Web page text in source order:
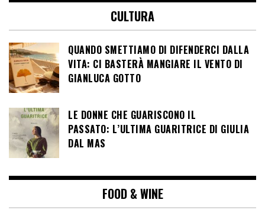
CULTURA
QUANDO SMETTIAMO DI DIFENDERCI DALLA
VITA: CI BASTERÀ MANGIARE IL VENTO DI
GIANLUCA GOTTO
LE DONNE CHE GUARISCONO IL
PASSATO: L’ULTIMA GUARITRICE DI GIULIA
DAL MAS
FOOD & WINE